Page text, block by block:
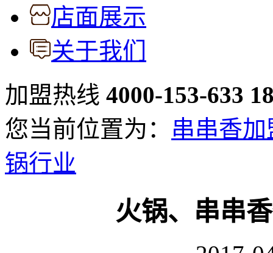
店面展示
关于我们
加盟热线 4000-153-633
您当前位置为： 串串香加
锅行业
火锅、串串